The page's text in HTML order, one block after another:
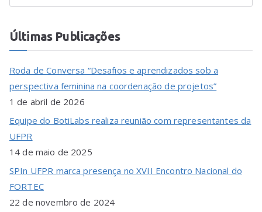
Últimas Publicações
Roda de Conversa “Desafios e aprendizados sob a
perspectiva feminina na coordenação de projetos”
1 de abril de 2026
Equipe do BotiLabs realiza reunião com representantes da
UFPR
14 de maio de 2025
SPIn UFPR marca presença no XVII Encontro Nacional do
FORTEC
22 de novembro de 2024